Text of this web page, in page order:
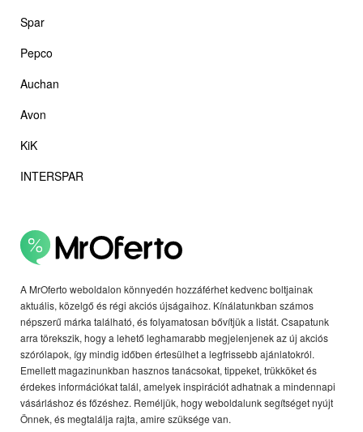
A MrOferto weboldalon könnyedén hozzáférhet kedvenc boltjainak
aktuális, közelgő és régi akciós újságaihoz. Kínálatunkban számos
népszerű márka található, és folyamatosan bővítjük a listát. Csapatunk
arra törekszik, hogy a lehető leghamarabb megjelenjenek az új akciós
szórólapok, így mindig időben értesülhet a legfrissebb ajánlatokról.
Emellett magazinunkban hasznos tanácsokat, tippeket, trükköket és
érdekes információkat talál, amelyek inspirációt adhatnak a mindennapi
vásárláshoz és főzéshez. Reméljük, hogy weboldalunk segítséget nyújt
Önnek, és megtalálja rajta, amire szüksége van.
Spar
Pepco
Auchan
Avon
KiK
INTERSPAR